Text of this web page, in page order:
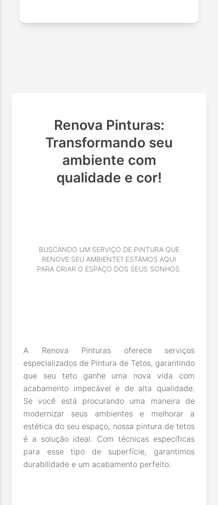
Renova Pinturas:
Transformando seu
ambiente com
qualidade e cor!
BUSCANDO UM SERVIÇO DE PINTURA QUE
RENOVE SEU AMBIENTE? ESTAMOS AQUI
PARA CRIAR O ESPAÇO DOS SEUS SONHOS.
A Renova Pinturas oferece serviços
especializados de Pintura de Tetos, garantindo
que seu teto ganhe uma nova vida com
acabamento impecável e de alta qualidade.
Se você está procurando uma maneira de
modernizar seus ambientes e melhorar a
estética do seu espaço, nossa pintura de tetos
é a solução ideal. Com técnicas específicas
para esse tipo de superfície, garantimos
durabilidade e um acabamento perfeito.